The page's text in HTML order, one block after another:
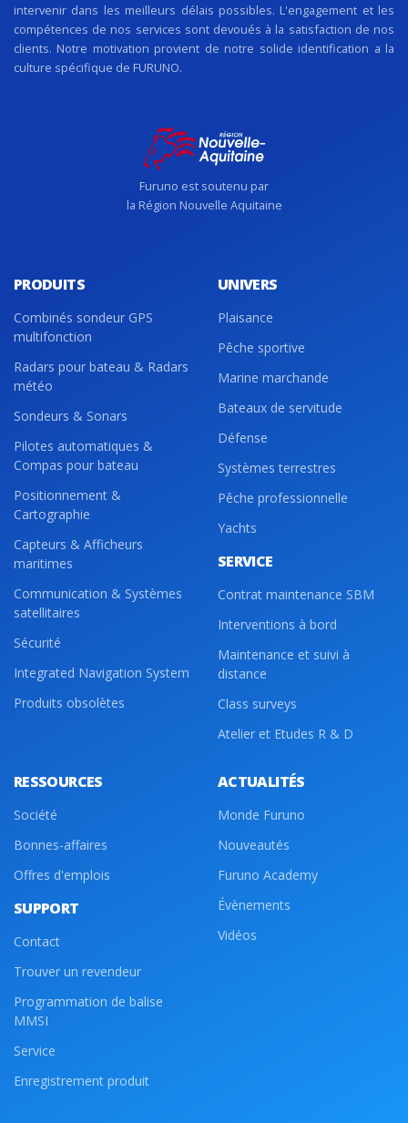
intervenir dans les meilleurs délais possibles. L'engagement et les
compétences de nos services sont devoués à la satisfaction de nos
clients. Notre motivation provient de notre solide identification a la
culture spécifique de FURUNO.
Furuno est soutenu par
la Région Nouvelle Aquitaine
PRODUITS
Combinés sondeur GPS
multifonction
Radars pour bateau & Radars
météo
Sondeurs & Sonars
Pilotes automatiques &
Compas pour bateau
Positionnement &
Cartographie
Capteurs & Afficheurs
maritimes
Communication & Systèmes
satellitaires
Sécurité
Integrated Navigation System
Produits obsolètes
UNIVERS
Plaisance
Pêche sportive
Marine marchande
Bateaux de servitude
Défense
Systèmes terrestres
Pêche professionnelle
Yachts
SERVICE
Contrat maintenance SBM
Interventions à bord
Maintenance et suivi à
distance
Class surveys
Atelier et Etudes R & D
RESSOURCES
Société
Bonnes-affaires
Offres d'emplois
SUPPORT
Contact
Trouver un revendeur
Programmation de balise
MMSI
Service
Enregistrement produit
ACTUALITÉS
Monde Furuno
Nouveautés
Furuno Academy
Évènements
Vidéos